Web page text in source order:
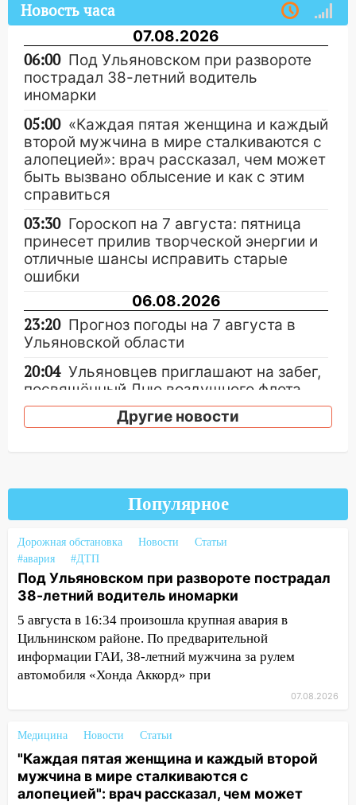
Новость часа
07.08.2026
06:00 Под Ульяновском при развороте
пострадал 38-летний водитель
иномарки
05:00 «Каждая пятая женщина и каждый
второй мужчина в мире сталкиваются с
алопецией»: врач рассказал, чем может
быть вызвано облысение и как с этим
справиться
03:30 Гороскоп на 7 августа: пятница
принесет прилив творческой энергии и
отличные шансы исправить старые
ошибки
06.08.2026
23:20 Прогноз погоды на 7 августа в
Ульяновской области
20:04 Ульяновцев приглашают на забег,
посвящённый Дню воздушного флота
России
сотрудник
18:02 В Ульяновск едут звезды
баскетбола!
17:08
Ульяновский областной суд
оставил в силе приговор руководству
«УльяновскФармации» за махинации на
3,2 млн рублей
16:09 Ветераны легкой атлетики из
Ульяновска успешно выступили на
Чемпионате России
более 28% площадей зерновых и
зернобобовых культур
15:51 Бросила кирпич в жену брата: в
Ульяновской области завели дело на
Другие новости
Популярное
Дорожная обстановка Новости
Статьи
#авария
#ДТП
Под Ульяновском при развороте пострадал
38-летний водитель иномарки
5 августа в 16:34 произошла крупная авария в
Цильнинском районе. По предварительной
информации ГАИ, 38-летний мужчина за рулем
автомобиля «Хонда Аккорд» при
07.08.2026
Медицина Новости Статьи
"Каждая пятая женщина и каждый второй
мужчина в мире сталкиваются с
алопецией": врач рассказал, чем может